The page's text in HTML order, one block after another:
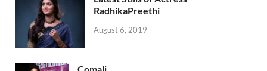
RadhikaPreethi
August 6, 2019
Comali